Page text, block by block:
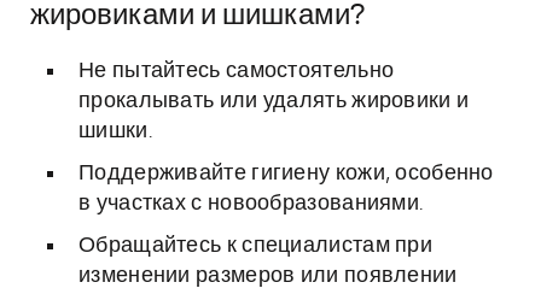
жировиками и шишками?
Не пытайтесь самостоятельно
прокалывать или удалять жировики и
шишки.
Поддерживайте гигиену кожи, особенно
в участках с новообразованиями.
Обращайтесь к специалистам при
изменении размеров или появлении